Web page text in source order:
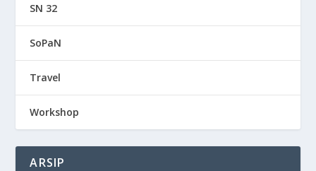
SN 32
SoPaN
Travel
Workshop
ARSIP